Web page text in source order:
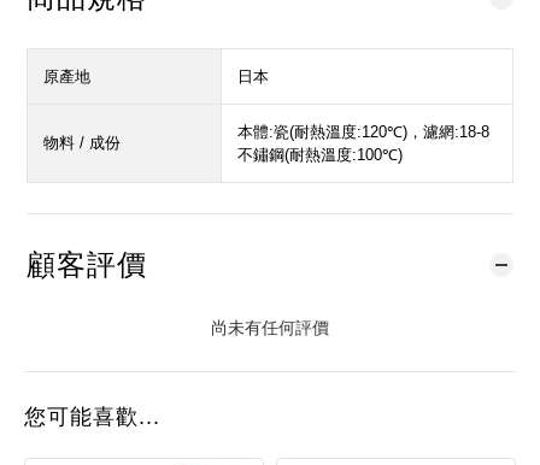
原產地 日本
物料 / 成份
本體:瓷(耐熱溫度:120℃)，濾網:18-8
不鏽鋼(耐熱溫度:100℃)
顧客評價
尚未有任何評價
您可能喜歡...